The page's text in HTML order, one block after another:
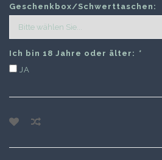
Geschenkbox/Schwerttaschen:
Ich bin 18 Jahre oder älter: *
JA